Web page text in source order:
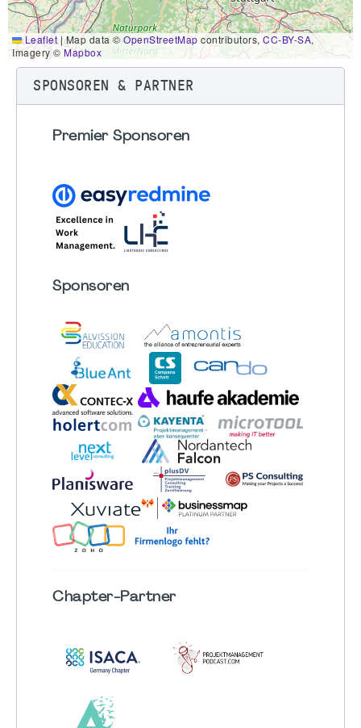
Leaflet |Map data ©OpenStreetMap contributors, CC-BY-SA,
Imagery © Mapbox
SPONSOREN & PARTNER
Premier Sponsoren
Sponsoren
Chapter-Partner